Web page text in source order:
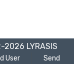
2026 LYRASIS
User Send